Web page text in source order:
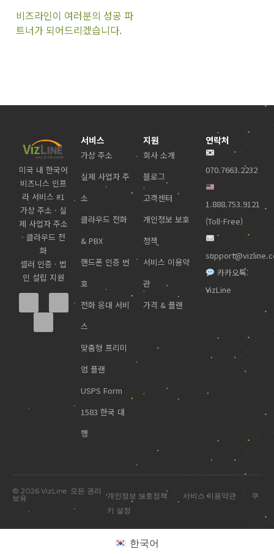
비즈라인이 여러분의 성공 파
트너가 되어드리겠습니다.
미국 내 한국어
비즈니스 인프
라 서비스 #1
가상 주소 · 실
제 사업자 주소
· 클라우드 전
화
셀러 인증 · 법
인 설립 지원
서비스
가상 주소
실제 사업자 주
소
클라우드 전화
& PBX
핸드폰 인증 번
호
전화 응대 서비
스
맞춤형 프리미
엄 플랜
USPS Form
1583 한국 대
행
지원
회사 소개
블로그
고객센터
개인정보 보호
정책
서비스 이용약
관
가격 & 플랜
연락처
070.7663.2232
1.888.753.9121
(Toll-Free)
카카오톡:
VizLine
© 2026 VizLine. 모든 권리
보유.
개인정보 보호정책 서비스 이용약관
쿠
키 설정
한국어